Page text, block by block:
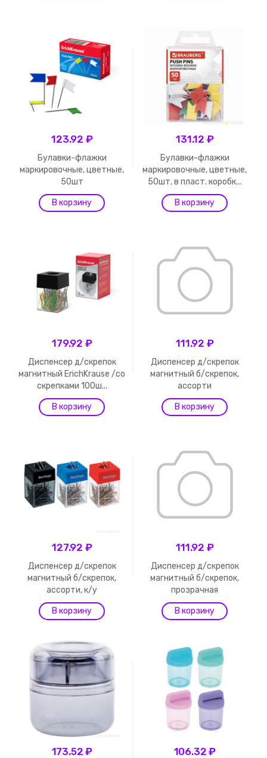
123.92 ₽
Булавки-флажки
маркировочные, цветные,
50шт
131.12 ₽
Булавки-флажки
маркировочные, цветные,
50шт, в пласт. коробк...
179.92 ₽
Диспенсер д/скрепок
магнитный ErichKrause /со
скрепками 100ш...
111.92 ₽
Диспенсер д/скрепок
магнитный б/скрепок,
ассорти
127.92 ₽
Диспенсер д/скрепок
магнитный б/скрепок,
ассорти, к/у
111.92 ₽
Диспенсер д/скрепок
магнитный б/скрепок,
прозрачная
173.52 ₽ 106.32 ₽